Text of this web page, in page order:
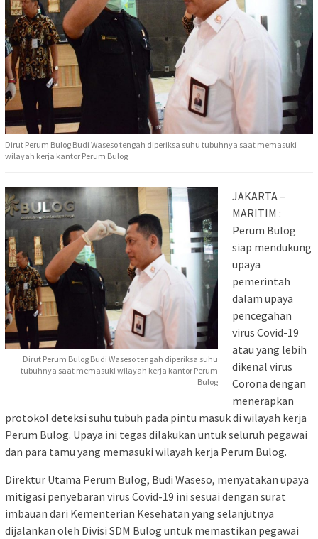
Dirut Perum Bulog Budi Waseso tengah diperiksa suhu tubuhnya saat memasuki
wilayah kerja kantor Perum Bulog
Dirut Perum Bulog Budi Waseso tengah diperiksa suhu
tubuhnya saat memasuki wilayah kerja kantor Perum
Bulog
JAKARTA –
MARITIM :
Perum Bulog
siap mendukung
upaya
pemerintah
dalam upaya
pencegahan
virus Covid-19
atau yang lebih
dikenal virus
Corona dengan
menerapkan
protokol deteksi suhu tubuh pada pintu masuk di wilayah kerja
Perum Bulog. Upaya ini tegas dilakukan untuk seluruh pegawai
dan para tamu yang memasuki wilayah kerja Perum Bulog.
Direktur Utama Perum Bulog, Budi Waseso, menyatakan upaya
mitigasi penyebaran virus Covid-19 ini sesuai dengan surat
imbauan dari Kementerian Kesehatan yang selanjutnya
dijalankan oleh Divisi SDM Bulog untuk memastikan pegawai